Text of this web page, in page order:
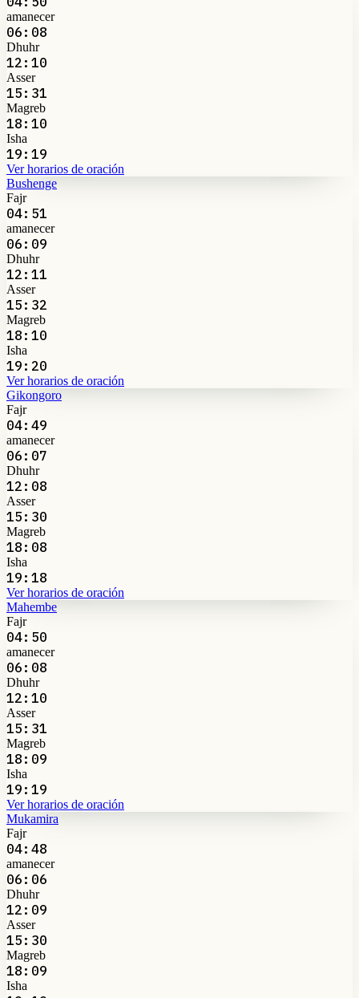
amanecer
06:08
Dhuhr
12:10
Asser
15:31
Magreb
18:10
Isha
19:19
Ver horarios de oración
Bushenge
Fajr
04:51
amanecer
06:09
Dhuhr
12:11
Asser
15:32
Magreb
18:10
Isha
19:20
Ver horarios de oración
Gikongoro
Fajr
04:49
amanecer
06:07
Dhuhr
12:08
Asser
15:30
Magreb
18:08
Isha
19:18
Ver horarios de oración
Mahembe
Fajr
04:50
amanecer
06:08
Dhuhr
12:10
Asser
15:31
Magreb
18:09
Isha
19:19
Ver horarios de oración
Mukamira
Fajr
04:48
amanecer
06:06
Dhuhr
12:09
Asser
15:30
Magreb
18:09
Isha